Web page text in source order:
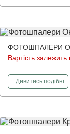
ФОТОШПАЛЕРИ
Вартість залежить
Дивитись подібні